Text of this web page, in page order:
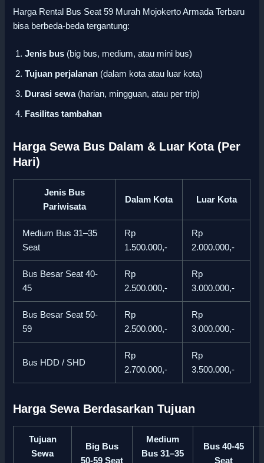
Harga Rental Bus Seat 59 Murah Mojokerto Armada Terbaru
bisa berbeda-beda tergantung:
Jenis bus (big bus, medium, atau mini bus)
Tujuan perjalanan (dalam kota atau luar kota)
Durasi sewa(harian, mingguan, atau per trip)
Fasilitas tambahan
Harga Sewa Bus Dalam & Luar Kota (Per
Hari)
Jenis Bus
Pariwisata
Dalam Kota Luar Kota
Medium Bus 31–35
Seat
Rp
1.500.000,-
Rp
2.000.000,-
Bus Besar Seat 40-
45
Rp
2.500.000,-
Rp
3.000.000,-
Bus Besar Seat 50-
59
Rp
2.500.000,-
Rp
3.000.000,-
Bus HDD / SHD
Rp
2.700.000,-
Rp
3.500.000,-
Harga Sewa Berdasarkan Tujuan
Tujuan
Sewa
Big Bus
50-59 Seat
Medium
Bus 31–35
Bus 40-45
Seat